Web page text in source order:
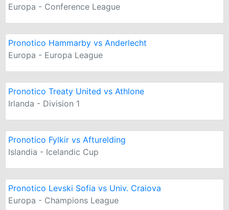
Europa - Conference League
Pronotico Hammarby vs Anderlecht
Europa - Europa League
Pronotico Treaty United vs Athlone
Irlanda - Division 1
Pronotico Fylkir vs Afturelding
Islandia - Icelandic Cup
Pronotico Levski Sofia vs Univ. Craiova
Europa - Champions League